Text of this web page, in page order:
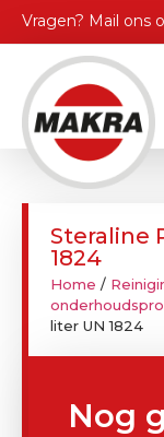
Vragen? Mail ons
Steraline
1824
Home /
liter UN 1824
Nog